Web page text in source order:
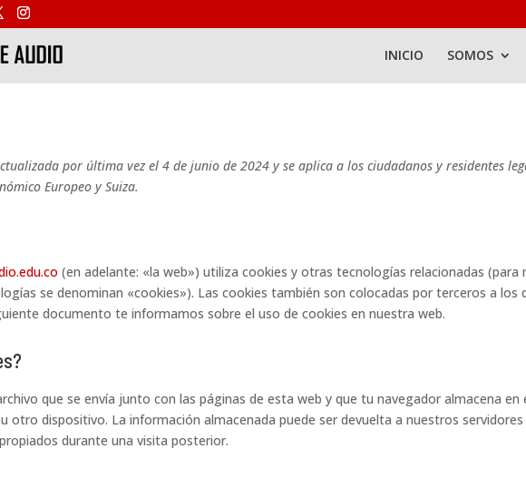
INICIO SOMOS
por última vez el 4 de junio de 2024 y se aplica a los ciudadanos y residentes
Europeo y Suiza.
(en adelante: «la web») utiliza cookies y otras tecnologías relacionadas (para
se denominan «cookies»). Las cookies también son colocadas por terceros a los
documento te informamos sobre el uso de cookies en nuestra web.
que se envía junto con las páginas de esta web y que tu navegador almacena en
otro dispositivo. La información almacenada puede ser devuelta a nuestros servidores
durante una visita posterior.